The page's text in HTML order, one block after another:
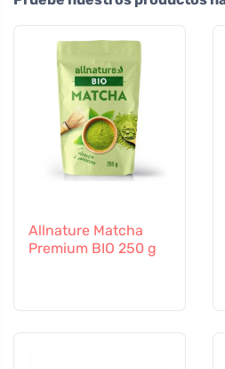
Allnature Matcha
Premium BIO 250 g